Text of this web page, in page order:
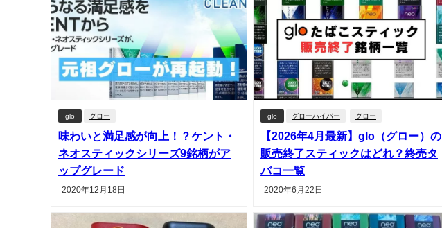
glo グロー
味わいと満足感が向上！？ケント・
ネオスティックシリーズ9銘柄がア
ップグレード
2020年12月18日
glo グローハイパー グロー
【2026年4月最新】glo（グロー）の
販売終了スティックはどれ？終売タ
バコ一覧
2020年6月22日